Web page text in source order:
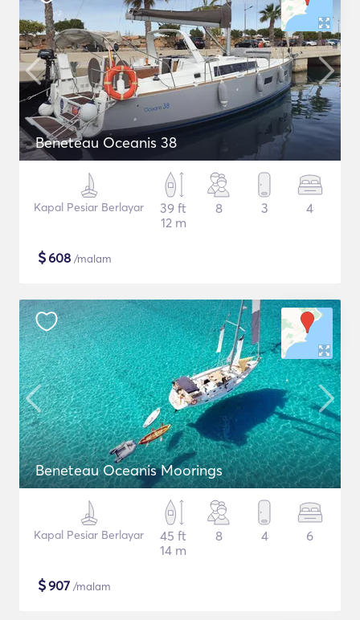
Beneteau Oceanis 38
Kapal Pesiar Berlayar
39 ft
12 m
8 3 4
$608 /malam
Beneteau Oceanis Moorings
Kapal Pesiar Berlayar
45 ft
14 m
8 4 6
$907 /malam